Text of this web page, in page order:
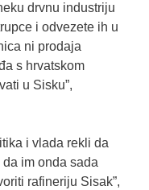
drvnu industriju
i odvezete ih u
ni prodaja
s hrvatskom
u Sisku”,
i vlada rekli da
im onda sada
rafineriju Sisak”,